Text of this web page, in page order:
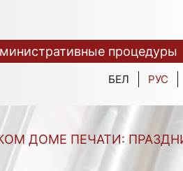
БЕЛ РУС
процедуры
ДОМЕ ПЕЧАТИ: